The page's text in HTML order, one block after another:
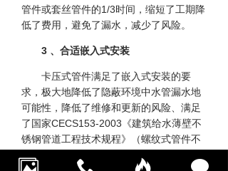
管件或套丝管件的1/3时间，缩短了工期降
低了费用，避免了漏水，减少了风险。
3 、合适嵌入式安装
卡压式管件满足了嵌入式安装的要
求，极大地降低了隐蔽环境中水管漏水地
可能性，降低了维修和更新的风险、满足
了国家CECS153-2003《建筑给水薄壁不
锈钢管道工程技术规程》（螺纹式管件不